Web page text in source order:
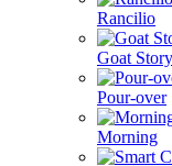
Rancilio
Goat
Pour-over
Morning